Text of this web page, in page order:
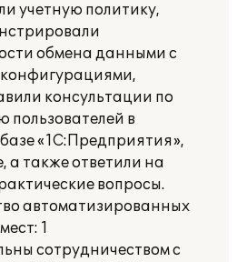
учетную политику,
обмена данными с
консультации по
пользователей в
«1С:Предприятия»,
а также ответили на
вопросы.
автоматизированных
1
сотрудничеством с